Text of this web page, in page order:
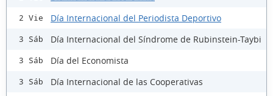
2 Vie Día Internacional del Periodista Deportivo
3 Sáb Día Internacional del Síndrome de Rubinstein-Taybi
3 Sáb Día del Economista
3 Sáb Día Internacional de las Cooperativas